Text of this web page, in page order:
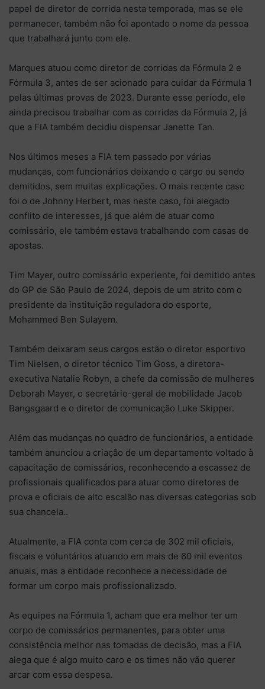
papel de diretor de corrida nesta temporada, mas se ele
permanecer, também não foi apontado o nome da pessoa
que trabalhará junto com ele.
Marques atuou como diretor de corridas da Fórmula 2 e
Fórmula 3, antes de ser acionado para cuidar da Fórmula 1
pelas últimas provas de 2023. Durante esse período, ele
ainda precisou trabalhar com as corridas da Fórmula 2, já
que a FIA também decidiu dispensar Janette Tan.
Nos últimos meses a FIA tem passado por várias
mudanças, com funcionários deixando o cargo ou sendo
demitidos, sem muitas explicações. O mais recente caso
foi o de Johnny Herbert, mas neste caso, foi alegado
conflito de interesses, já que além de atuar como
comissário, ele também estava trabalhando com casas de
apostas.
Tim Mayer, outro comissário experiente, foi demitido antes
do GP de São Paulo de 2024, depois de um atrito com o
presidente da instituição reguladora do esporte,
Mohammed Ben Sulayem.
Também deixaram seus cargos estão o diretor esportivo
Tim Nielsen, o diretor técnico Tim Goss, a diretora-
executiva Natalie Robyn, a chefe da comissão de mulheres
Deborah Mayer, o secretário-geral de mobilidade Jacob
Bangsgaard e o diretor de comunicação Luke Skipper.
Além das mudanças no quadro de funcionários, a entidade
também anunciou a criação de um departamento voltado à
capacitação de comissários, reconhecendo a escassez de
profissionais qualificados para atuar como diretores de
prova e oficiais de alto escalão nas diversas categorias sob
sua chancela..
Atualmente, a FIA conta com cerca de 302 mil oficiais,
fiscais e voluntários atuando em mais de 60 mil eventos
anuais, mas a entidade reconhece a necessidade de
formar um corpo mais profissionalizado.
As equipes na Fórmula 1, acham que era melhor ter um
corpo de comissários permanentes, para obter uma
consistência melhor nas tomadas de decisão, mas a FIA
alega que é algo muito caro e os times não vão querer
arcar com essa despesa.